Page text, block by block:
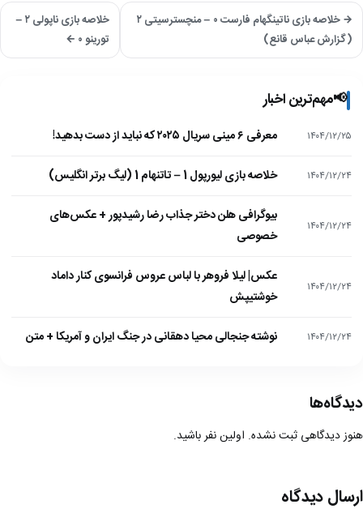
→ خلاصه بازی ناتینگهام فارست ۰ – منچسترسیتی ۲
(گزارش عباس قانع)
خلاصه بازی ناپولی ۲ –
تورینو ۰ ←
📢مهم‌ترین اخبار
۱۴۰۴/۱۲/۲۵ معرفی ۶ مینی سریال ۲۰۲۵ که نباید از دست بدهید!
۱۴۰۴/۱۲/۲۴ خلاصه بازی لیورپول 1 – تاتنهام 1 (لیگ برتر انگلیس)
۱۴۰۴/۱۲/۲۴
بیوگرافی هلن دختر جذاب رضا رشیدپور + عکس‌های
خصوصی
۱۴۰۴/۱۲/۲۴
عکس| لیلا فروهر با لباس عروس فرانسوی کنار داماد
خوشتیپش
۱۴۰۴/۱۲/۲۴ نوشته جنجالی محیا دهقانی در جنگ ایران و آمریکا + متن
دیدگاه‌ها
هنوز دیدگاهی ثبت نشده. اولین نفر باشید.
ارسال دیدگاه